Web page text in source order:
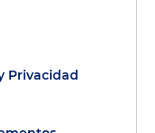
Privacidad